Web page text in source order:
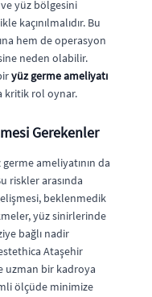
ve yüz bölgesini
kaçınılmalıdır. Bu
hem de operasyon
neden olabilir.
yüz germe ameliyatı
kritik rol oynar.
Gerekenler
ameliyatının da
riskler arasında
beklenmedik
yüz sinirlerinde
bağlı nadir
Ataşehir
uzman bir kadroya
ölçüde minimize